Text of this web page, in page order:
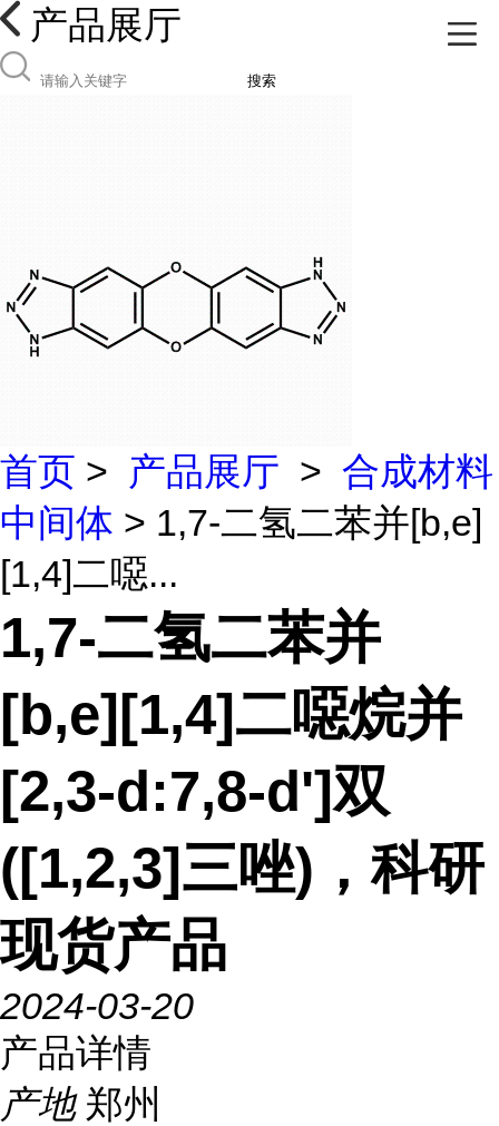
产品展厅
搜索
首页 > 产品展厅 > 合成材料
中间体 > 1,7-二氢二苯并[b,e]
[1,4]二噁...
1,7-二氢二苯并
[b,e][1,4]二噁烷并
[2,3-d:7,8-d']双
([1,2,3]三唑)，科研
现货产品
2024-03-20
产品详情
产地 郑州